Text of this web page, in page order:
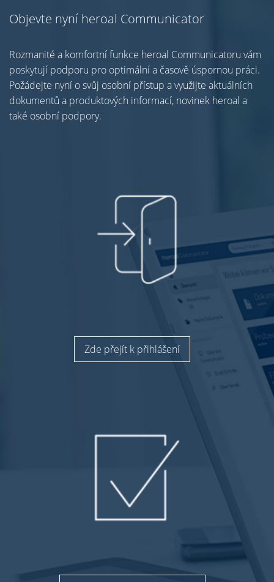
Objevte nyní heroal Communicator
Rozmanité a komfortní funkce heroal Communicatoru vám
poskytují podporu pro optimální a časově úspornou práci.
Požádejte nyní o svůj osobní přístup a využijte aktuálních
dokumentů a produktových informací, novinek heroal a
také osobní podpory.
Zde přejít k přihlášení